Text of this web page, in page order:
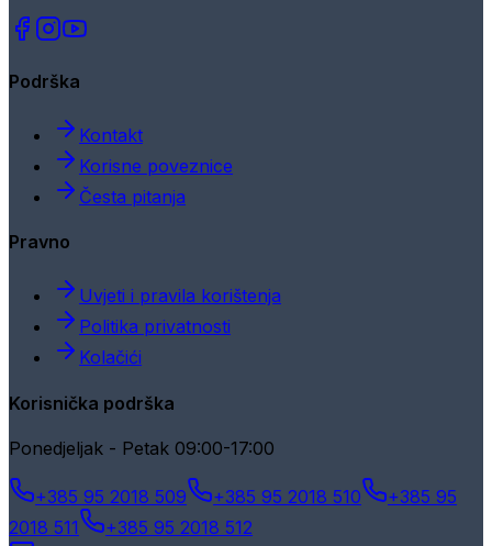
Podrška
Kontakt
Korisne poveznice
Česta pitanja
Pravno
Uvjeti i pravila korištenja
Politika privatnosti
Kolačići
Korisnička podrška
Ponedjeljak - Petak 09:00-17:00
+385 95 2018 509 +385 95 2018 510
+385 95
2018 511
+385 95 2018 512